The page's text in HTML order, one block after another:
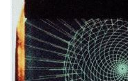
XIX–XX веков на
подробную
можнотут.
Больше